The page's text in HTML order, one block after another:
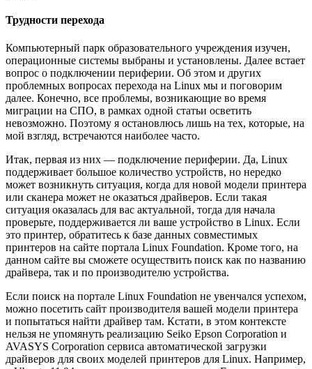
Трудности перехода
Компьютерный парк образовательного учреждения изучен,
операционные системы выбраны и установлены. Далее встает
вопрос о подключении периферии. Об этом и других
проблемных вопросах перехода на Linux мы и поговорим
далее. Конечно, все проблемы, возникающие во время
миграции на СПО, в рамках одной статьи осветить
невозможно. Поэтому я остановлюсь лишь на тех, которые, на
мой взгляд, встречаются наиболее часто.
Итак, первая из них — подключение периферии. Да, Linux
поддерживает большое количество устройств, но нередко
может возникнуть ситуация, когда для новой модели принтера
или сканера может не оказаться драйверов. Если такая
ситуация оказалась для вас актуальной, тогда для начала
проверьте, поддерживается ли ваше устройство в Linux. Если
это принтер, обратитесь к базе данных совместимых
принтеров на сайте портала Linux Foundation. Кроме того, на
данном сайте вы сможете осуществить поиск как по названию
драйвера, так и по производителю устройства.
Если поиск на портале Linux Foundation не увенчался успехом,
можно посетить сайт производителя вашей модели принтера
и попытаться найти драйвер там. Кстати, в этом контексте
нельзя не упомянуть реализацию Seiko Epson Corporation и
AVASYS Corporation сервиса автоматической загрузки
драйверов для своих моделей принтеров для Linux. Например,